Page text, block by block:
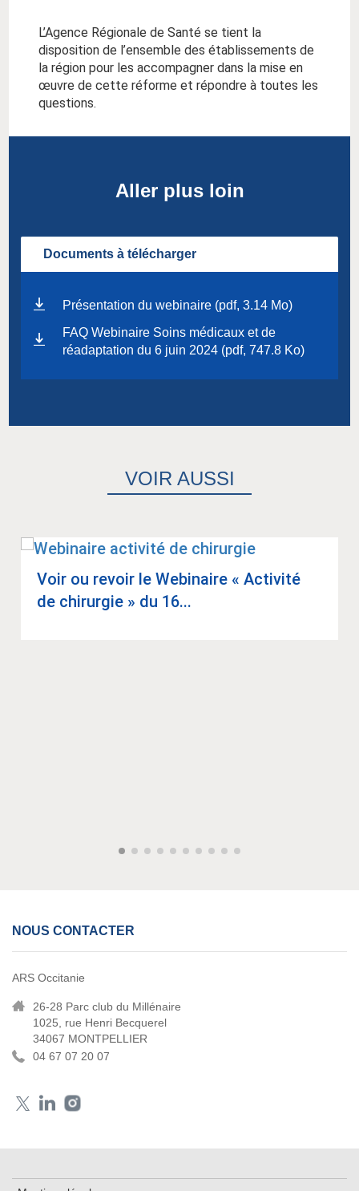
L’Agence Régionale de Santé se tient la
disposition de l’ensemble des établissements de
la région pour les accompagner dans la mise en
œuvre de cette réforme et répondre à toutes les
questions.
Aller plus loin
Documents à télécharger
Présentation du webinaire (pdf, 3.14 Mo)
FAQ Webinaire Soins médicaux et de
réadaptation du 6 juin 2024 (pdf, 747.8 Ko)
VOIR AUSSI
Voir ou revoir le Webi­naire « Acti­vité
de chi­rur­gie » du 16...
NOUS CONTACTER
ARS Occitanie
26-28 Parc club du Millénaire
1025, rue Henri Becquerel
34067 MONTPELLIER
04 67 07 20 07